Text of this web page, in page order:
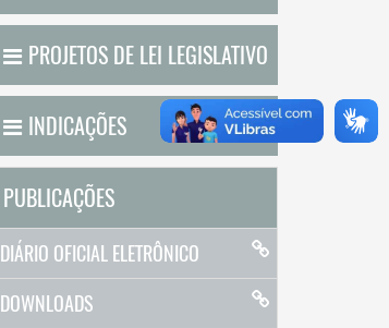
PROJETOS DE LEI LEGISLATIVO
INDICAÇÕES
PUBLICAÇÕES
DIÁRIO OFICIAL ELETRÔNICO
DOWNLOADS